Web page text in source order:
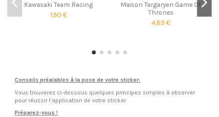
Kawasaki Team Racing
1,90 €
Maison Targaryen Game Of
Thrones
4,89 €
Conseils préalables à la pose de votre sticker.
Vous trouverez ci-dessous quelques principes simples à observer
pour réussir l’application de votre sticker.
Préparez-vous !